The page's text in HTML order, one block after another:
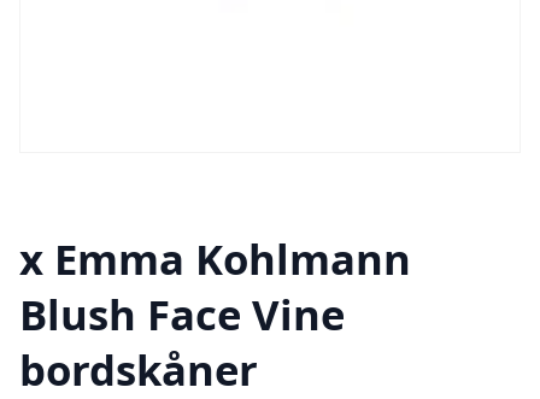
x Emma Kohlmann
Blush Face Vine
bordskåner